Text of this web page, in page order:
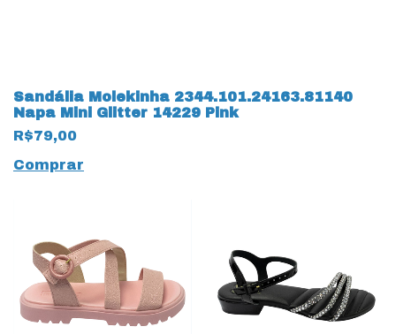
Sandália Molekinha 2344.101.24163.81140
Napa Mini Glitter 14229 Pink
R$79,00
Comprar